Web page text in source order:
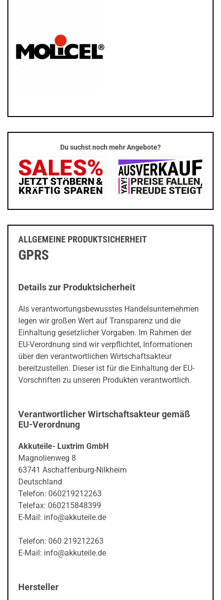
Du suchst noch mehr Angebote?
ALLGEMEINE PRODUKTSICHERHEIT
GPRS
Details zur Produktsicherheit
Als verantwortungsbewusstes Handelsunternehmen
legen wir großen Wert auf Transparenz und die
Einhaltung gesetzlicher Vorgaben. Im Rahmen der
EU-Verordnung sind wir verpflichtet, Informationen
über den verantwortlichen Wirtschaftsakteur
bereitzustellen. Dieser ist für die Einhaltung der EU-
Vorschriften zu unseren Produkten verantwortlich.
Verantwortlicher Wirtschaftsakteur gemäß
EU-Verordnung
Akkuteile- Luxtrim GmbH
Magnolienweg 8
63741 Aschaffenburg-Nilkheim
Deutschland
Telefon: 060219212263
Telefax: 060215848399
E-Mail: info@akkuteile.de
Telefon: 060 219212263
E-Mail: info@akkuteile.de
Hersteller